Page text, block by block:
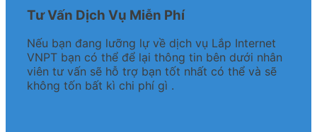
Tư Vấn Dịch Vụ Miễn Phí
Nếu bạn đang lưỡng lự về dịch vụ Lắp Internet
VNPT bạn có thể để lại thông tin bên dưới nhân
viên tư vấn sẽ hỗ trợ bạn tốt nhất có thể và sẽ
không tốn bất kì chi phí gì .